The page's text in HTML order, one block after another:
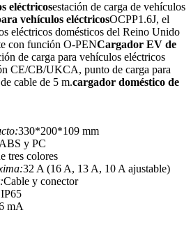
eléctricosestación de carga de vehículos
vehículos eléctricosOCPP1.6J, el
eléctricos domésticos del Reino Unido
con función O-PENCargador EV de
de carga para vehículos eléctricos
CE/CB/UKCA, punto de carga para
cable de 5 m.cargador doméstico de
330*200*109 mm
ABS y PC
tres colores
32 A (16 A, 13 A, 10 A ajustable)
Cable y conector
IP65
mA